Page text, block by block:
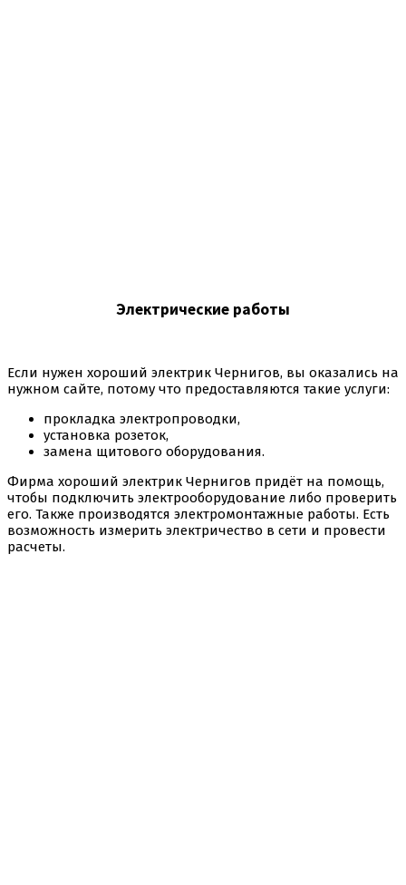
Электрические работы
Если нужен хороший электрик Чернигов, вы оказались на
нужном сайте, потому что предоставляются такие услуги:
прокладка электропроводки,
установка розеток,
замена щитового оборудования.
Фирма хороший электрик Чернигов придёт на помощь,
чтобы подключить электрооборудование либо проверить
его. Также производятся электромонтажные работы. Есть
возможность измерить электричество в сети и провести
расчеты.